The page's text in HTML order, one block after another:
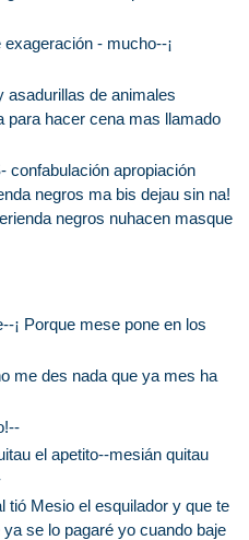
- mucho--¡
asadurillas de animales
para hacer cena mas llamado
confabulación apropiación
negros ma bis dejau sin na!
negros nuhacen masque
¡ Porque mese pone en los
me des nada que ya mes ha
el apetito--mesián quitau
tió Mesio el esquilador y que te
se lo pagaré yo cuando baje